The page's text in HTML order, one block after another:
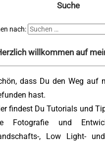
Suche
nach:
willkommen auf
dass Du den Weg auf
hast.
findest Du Tutorials und
Fotografie und
, Low Light-